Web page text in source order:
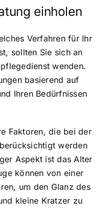
einholen
Verfahren für Ihr
sollten Sie sich an
wenden.
basierend auf
Ihren Bedürfnissen
Faktoren, die bei der
werden
Aspekt ist das Alter
können von einer
um den Glanz des
kleine Kratzer zu